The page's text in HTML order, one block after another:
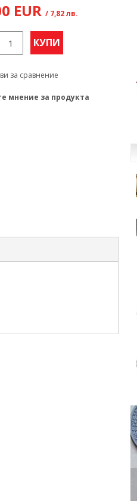
EUR / 7,82 лв.
КУПИ
за сравнение
мнение за продукта